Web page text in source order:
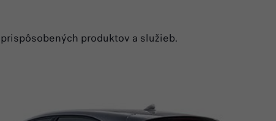
produktov a služieb.